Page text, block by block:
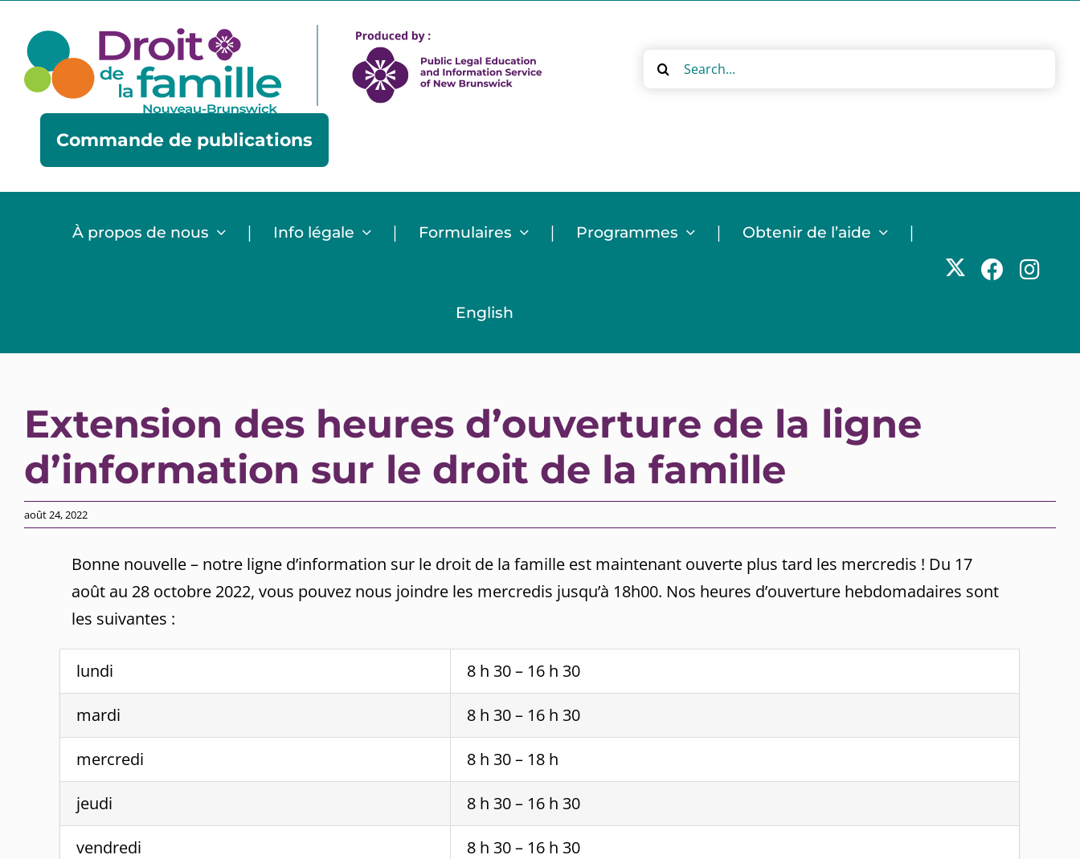
content
Search
Commande de publications
À propos de nous | Info légale | Formulaires | Programmes | Obtenir de l’aide |
English
Extension des heures d’ouverture de la ligne
d’information sur le droit de la famille
août 24, 2022
Bonne nouvelle – notre ligne d’information sur le droit de la famille est maintenant ouverte plus tard les mercredis ! Du 17
août au 28 octobre 2022, vous pouvez nous joindre les mercredis jusqu’à 18h00. Nos heures d’ouverture hebdomadaires sont
les suivantes :
lundi 8 h 30 – 16 h 30
mardi 8 h 30 – 16 h 30
mercredi 8 h 30 – 18 h
jeudi 8 h 30 – 16 h 30
vendredi 8 h 30 – 16 h 30